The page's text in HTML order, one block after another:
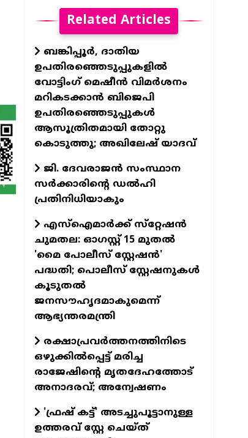
Related Articles
ബങ്കിപ്പൂർ, ദാതിയ
ഉപതിരഞ്ഞെടുപ്പുകളിൽ
വോട്ടിംഗ് മെഷീൻ വിമർശനം
മറികടക്കാൻ ബിജെപി
ഉപതിരഞ്ഞെടുപ്പുകൾ
ആസൂത്രിതമായി തോറ്റു
കൊടുത്തു; അഖിലേഷ് യാദവ്
ജി. ദേവരാജൻ സംസ്ഥാന
സർക്കാരിന്‍റെ ഡൽഹി
പ്രതിനിധിയാകും
എസ്‌ഐമാര്‍ക്ക് സ്‌റ്റേഷന്‍
ചുമതല: ഓഗസ്റ്റ് 15 മുതൽ
'മൈ പോലീസ് സ്റ്റേഷൻ'
പദ്ധതി; പൊലീസ് സ്റ്റേഷനുകൾ
കൂടുതല്‍
ജനസൗഹൃദമാകുമെന്ന്
ആഭ്യന്തരമന്ത്രി
രക്ഷാപ്രവര്‍ത്തനത്തിനിടെ
ഒഴുക്കില്‍പ്പെട്ട് മരിച്ച
രാജേഷിന്റെ മൃതദേഹത്തോട്
അനാദരവ്; അന്വേഷണം
'ഫ്രഷ് കട്ട്' അടച്ചുപൂട്ടാനുള്ള
ഉത്തരവ് സ്റ്റേ ചെയ്ത്